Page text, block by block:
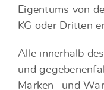
Eigentums von
KG oder Dritten
Alle innerhalb
und
Marken- und